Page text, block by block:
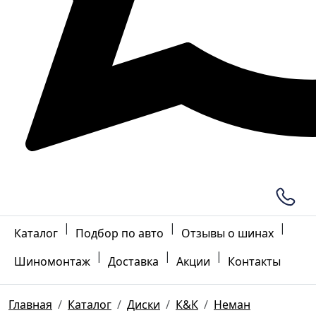
Каталог | Подбор по авто | Отзывы о шинах |
Шиномонтаж | Доставка | Акции | Контакты
Главная Каталог Диски К&К
Неман